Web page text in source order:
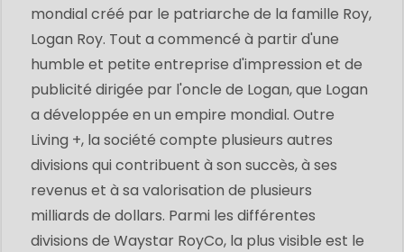
mondial créé par le patriarche de la famille Roy,
Logan Roy. Tout a commencé à partir d'une
humble et petite entreprise d'impression et de
publicité dirigée par l'oncle de Logan, que Logan
a développée en un empire mondial. Outre
Living +, la société compte plusieurs autres
divisions qui contribuent à son succès, à ses
revenus et à sa valorisation de plusieurs
milliards de dollars. Parmi les différentes
divisions de Waystar RoyCo, la plus visible est le